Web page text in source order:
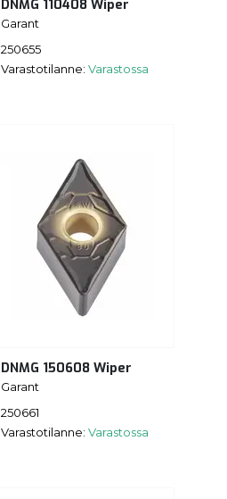
DNMG 110408 Wiper
Garant
250655
Varastotilanne: Varastossa
DNMG 150608 Wiper
Garant
250661
Varastotilanne: Varastossa